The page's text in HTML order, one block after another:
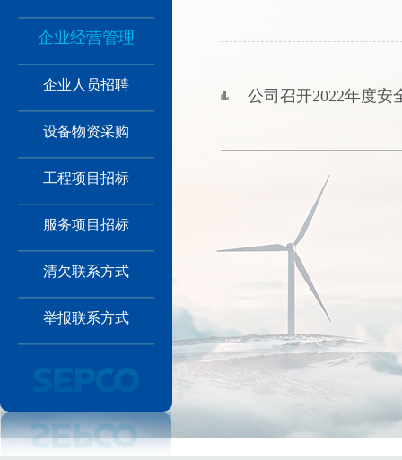
企业经营管理
企业人员招聘
设备物资采购
工程项目招标
服务项目招标
清欠联系方式
举报联系方式
公司召开2022年度安